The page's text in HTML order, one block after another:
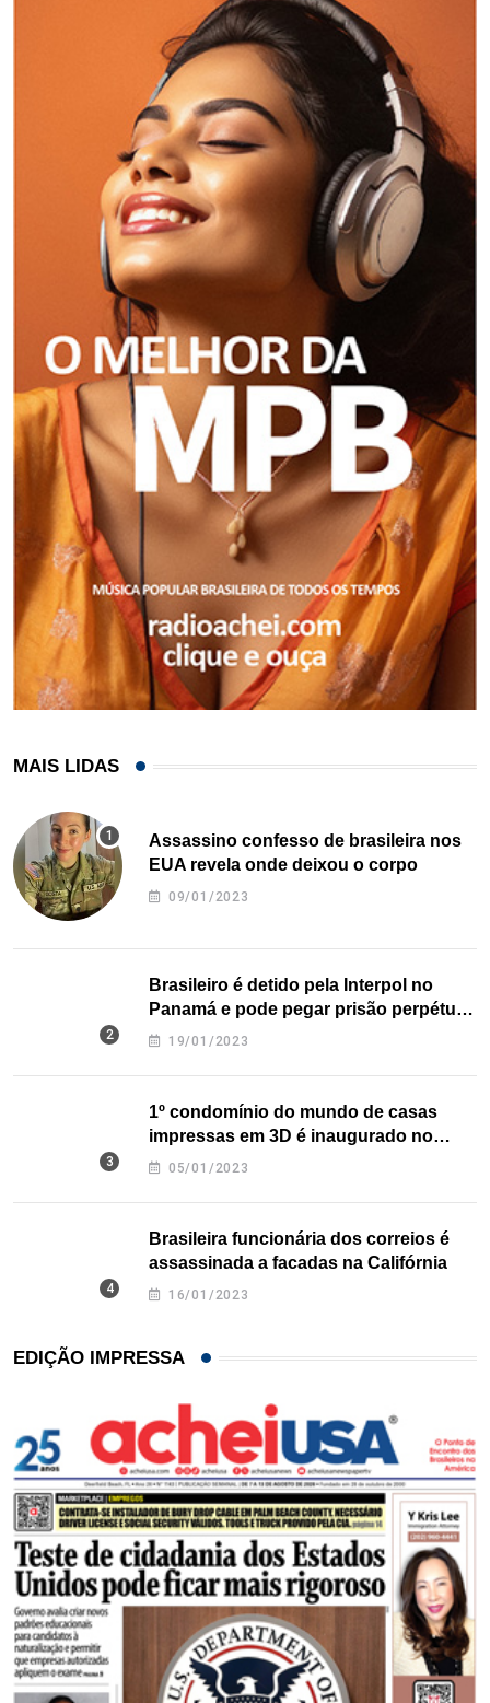
MAIS LIDAS
Assassino confesso de brasileira nos
EUA revela onde deixou o corpo
09/01/2023
Brasileiro é detido pela Interpol no
Panamá e pode pegar prisão perpétua
nos EUA
19/01/2023
1º condomínio do mundo de casas
impressas em 3D é inaugurado no
Texas
05/01/2023
Brasileira funcionária dos correios é
assassinada a facadas na Califórnia
16/01/2023
EDIÇÃO IMPRESSA